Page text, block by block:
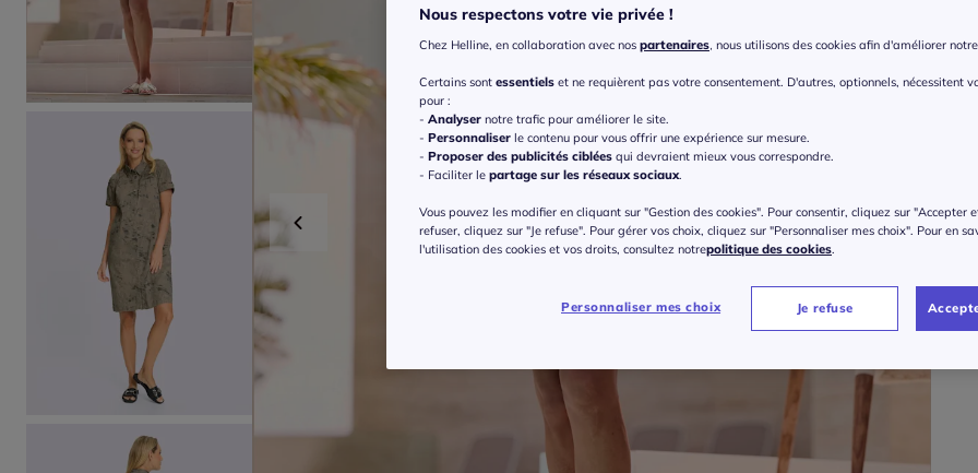
40
42
ou 3
Nous respectons votre vie privée !
Chez Helline, en collaboration avec nos partenaires, nous utilisons des cookies afin d'améliorer
Certains sont essentiels et ne requièrent pas votre consentement. D'autres, optionnels, nécessitent
pour :
- Analyser notre trafic pour améliorer le site.
- Personnaliser le contenu pour vous offrir une expérience sur mesure.
- Proposer des publicités ciblées qui devraient mieux vous correspondre.
- Faciliter le partage sur les réseaux sociaux.
Vous pouvez les modifier en cliquant sur "Gestion des cookies". Pour consentir, cliquez sur "Accepter
refuser, cliquez sur "Je refuse". Pour gérer vos choix, cliquez sur "Personnaliser mes choix". Pour en
l'utilisation des cookies et vos droits, consultez notrepolitique des cookies.
Personnaliser mes choix Je refuse